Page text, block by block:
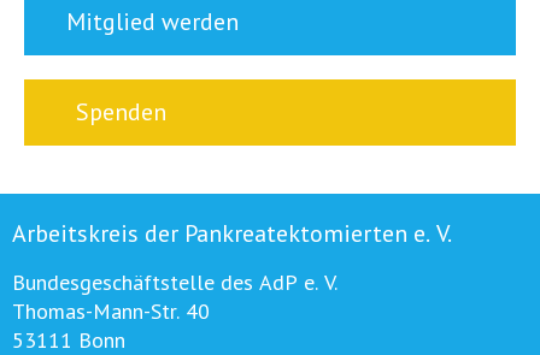
Mitglied werden
Spenden
Arbeitskreis der Pankreatektomierten e. V.
Bundesgeschäftstelle des AdP e. V.
Thomas-Mann-Str. 40
53111 Bonn